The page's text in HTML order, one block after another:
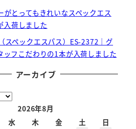
がとってもきれいなスペックエス
入荷しました
ペックエスパス）ES-2372｜グ
ッフこだわりの1本が入荷しました
アーカイブ
2026年8月
水 木 金 土
日